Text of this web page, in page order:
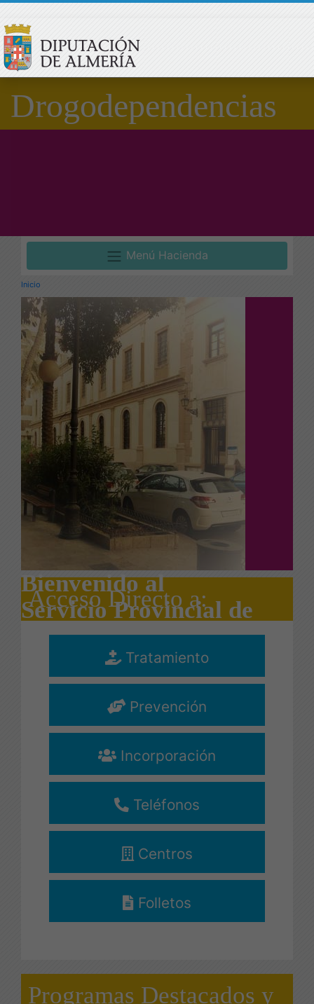
Drogodependencias
Menú Hacienda
Inicio
Bienvenido al
Servicio Provincial de
Drogodependencias y
Adicciones
Diputación de Almería.
más info...
Acceso Directo a:
Tratamiento
Prevención
Incorporación
Teléfonos
Centros
Folletos
Programas Destacados y